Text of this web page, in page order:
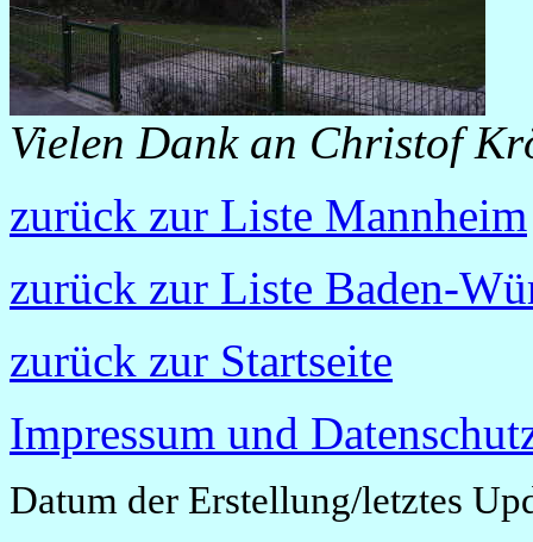
Vielen Dank an Christof
zurück zur Liste Mannheim
zurück zur Liste Baden-
zurück zur Startseite
Impressum und
Datum der Erstellung/letztes